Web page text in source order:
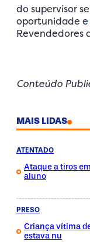
do supervisor
oportunidade e
Revendedores
Conteúdo
MAIS LIDAS
ATENTADO
Ataque a tiros
aluno
PRESO
Criança vítima
estava nu